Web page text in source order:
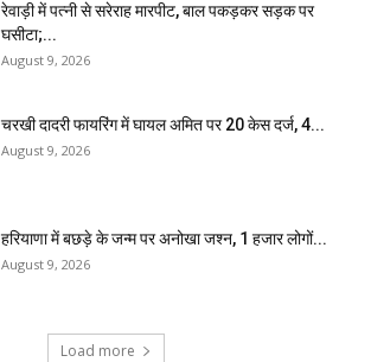
रेवाड़ी में पत्नी से सरेराह मारपीट, बाल पकड़कर सड़क पर
घसीटा;...
August 9, 2026
चरखी दादरी फायरिंग में घायल अमित पर 20 केस दर्ज, 4...
August 9, 2026
हरियाणा में बछड़े के जन्म पर अनोखा जश्न, 1 हजार लोगों...
August 9, 2026
Load more